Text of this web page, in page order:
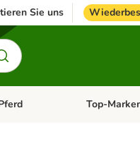
Sie uns
Menü öffnen: Vogel
Kategorie-
Top-